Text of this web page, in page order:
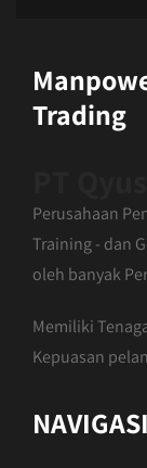
Trading
Perusahaan
Training - dan
oleh banyak
Memiliki
Kepuasan
NAVIGASI